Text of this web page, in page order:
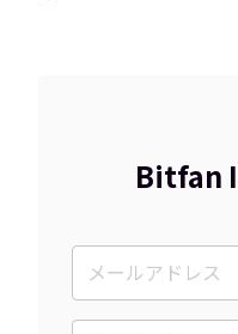
Bitfan